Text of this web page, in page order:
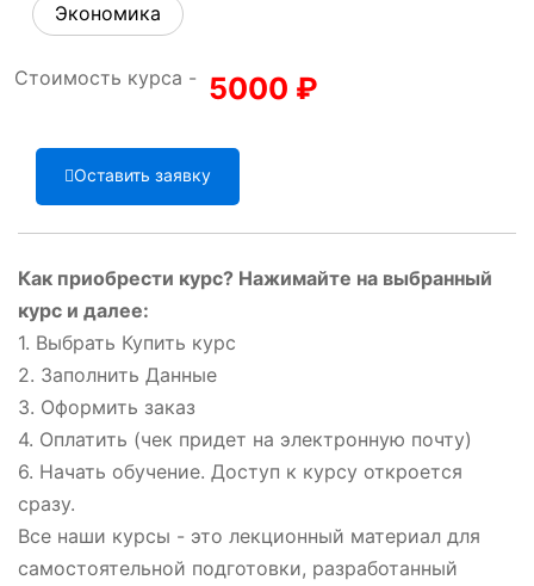
Экономика
Стоимость курса - 5000 ₽
Оставить заявку
Как приобрести курс? Нажимайте на выбранный
курс и далее:
1. Выбрать Купить курс
2. Заполнить Данные
3. Оформить заказ
4. Оплатить (чек придет на электронную почту)
6. Начать обучение. Доступ к курсу откроется
сразу.
Все наши курсы - это лекционный материал для
самостоятельной подготовки, разработанный